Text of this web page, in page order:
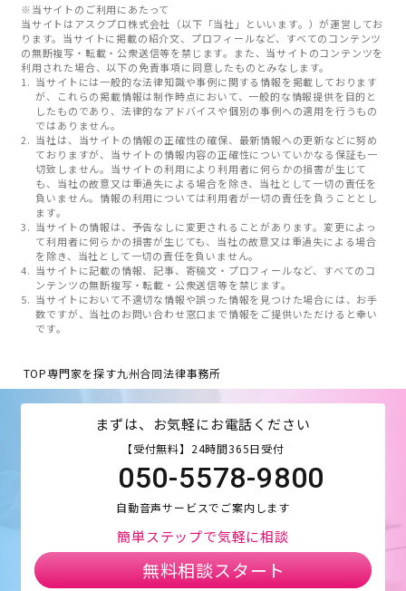
※当サイトのご利用にあたって
当サイトはアスクプロ株式会社（以下「当社」といいます。）が運営してお
ります。当サイトに掲載の紹介文、プロフィールなど、すべてのコンテンツ
の無断複写・転載・公衆送信等を禁じます。また、当サイトのコンテンツを
利用された場合、以下の免責事項に同意したものとみなします。
当サイトには一般的な法律知識や事例に関する情報を掲載しております
が、これらの掲載情報は制作時点において、一般的な情報提供を目的と
したものであり、法律的なアドバイスや個別の事例への適用を行うもの
ではありません。
当社は、当サイトの情報の正確性の確保、最新情報への更新などに努め
ておりますが、当サイトの情報内容の正確性についていかなる保証も一
切致しません。当サイトの利用により利用者に何らかの損害が生じて
も、当社の故意又は重過失による場合を除き、当社として一切の責任を
負いません。情報の利用については利用者が一切の責任を負うこととし
ます。
当サイトの情報は、予告なしに変更されることがあります。変更によっ
て利用者に何らかの損害が生じても、当社の故意又は重過失による場合
を除き、当社として一切の責任を負いません。
当サイトに記載の情報、記事、寄稿文・プロフィールなど、すべてのコ
ンテンツの無断複写・転載・公衆送信等を禁じます。
当サイトにおいて不適切な情報や誤った情報を見つけた場合には、お手
数ですが、当社のお問い合わせ窓口まで情報をご提供いただけると幸い
です。
TOP専門家を探す九州合同法律事務所
まずは、お気軽にお電話ください
【受付無料】24時間365日受付
050-5578-9800
自動音声サービスでご案内します
簡単ステップで気軽に相談
無料相談スタート